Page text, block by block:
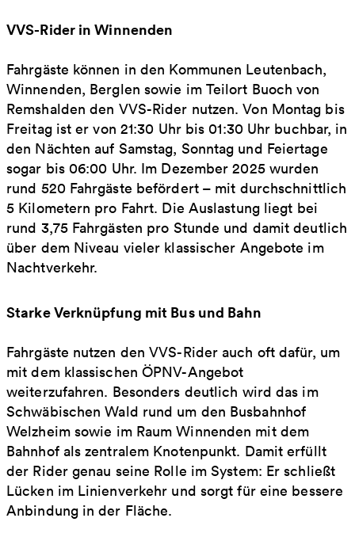
VVS-Rider in Winnenden
Fahrgäste können in den Kommunen Leutenbach,
Winnenden, Berglen sowie im Teilort Buoch von
Remshalden den VVS-Rider nutzen. Von Montag bis
Freitag ist er von 21:30 Uhr bis 01:30 Uhr buchbar, in
den Nächten auf Samstag, Sonntag und Feiertage
sogar bis 06:00 Uhr. Im Dezember 2025 wurden
rund 520 Fahrgäste befördert – mit durchschnittlich
5 Kilometern pro Fahrt. Die Auslastung liegt bei
rund 3,75 Fahrgästen pro Stunde und damit deutlich
über dem Niveau vieler klassischer Angebote im
Nachtverkehr.
Starke Verknüpfung mit Bus und Bahn
Fahrgäste nutzen den VVS-Rider auch oft dafür, um
mit dem klassischen ÖPNV-Angebot
weiterzufahren. Besonders deutlich wird das im
Schwäbischen Wald rund um den Busbahnhof
Welzheim sowie im Raum Winnenden mit dem
Bahnhof als zentralem Knotenpunkt. Damit erfüllt
der Rider genau seine Rolle im System: Er schließt
Lücken im Linienverkehr und sorgt für eine bessere
Anbindung in der Fläche.